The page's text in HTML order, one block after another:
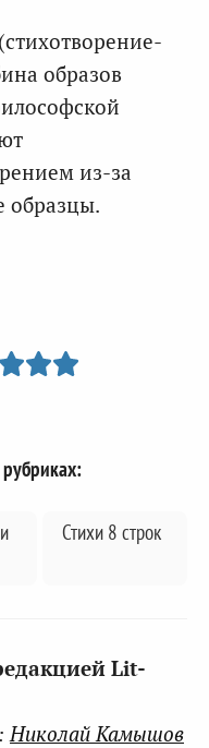
образов
из-за
образцы.
Стихи 8 строк
Lit-
Николай Камышов